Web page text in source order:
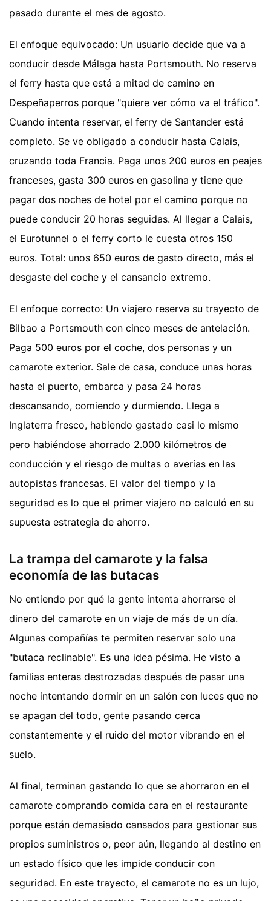
pasado durante el mes de agosto.
El enfoque equivocado: Un usuario decide que va a
conducir desde Málaga hasta Portsmouth. No reserva
el ferry hasta que está a mitad de camino en
Despeñaperros porque "quiere ver cómo va el tráfico".
Cuando intenta reservar, el ferry de Santander está
completo. Se ve obligado a conducir hasta Calais,
cruzando toda Francia. Paga unos 200 euros en peajes
franceses, gasta 300 euros en gasolina y tiene que
pagar dos noches de hotel por el camino porque no
puede conducir 20 horas seguidas. Al llegar a Calais,
el Eurotunnel o el ferry corto le cuesta otros 150
euros. Total: unos 650 euros de gasto directo, más el
desgaste del coche y el cansancio extremo.
El enfoque correcto: Un viajero reserva su trayecto de
Bilbao a Portsmouth con cinco meses de antelación.
Paga 500 euros por el coche, dos personas y un
camarote exterior. Sale de casa, conduce unas horas
hasta el puerto, embarca y pasa 24 horas
descansando, comiendo y durmiendo. Llega a
Inglaterra fresco, habiendo gastado casi lo mismo
pero habiéndose ahorrado 2.000 kilómetros de
conducción y el riesgo de multas o averías en las
autopistas francesas. El valor del tiempo y la
seguridad es lo que el primer viajero no calculó en su
supuesta estrategia de ahorro.
La trampa del camarote y la falsa
economía de las butacas
No entiendo por qué la gente intenta ahorrarse el
dinero del camarote en un viaje de más de un día.
Algunas compañías te permiten reservar solo una
"butaca reclinable". Es una idea pésima. He visto a
familias enteras destrozadas después de pasar una
noche intentando dormir en un salón con luces que no
se apagan del todo, gente pasando cerca
constantemente y el ruido del motor vibrando en el
suelo.
Al final, terminan gastando lo que se ahorraron en el
camarote comprando comida cara en el restaurante
porque están demasiado cansados para gestionar sus
propios suministros o, peor aún, llegando al destino en
un estado físico que les impide conducir con
seguridad. En este trayecto, el camarote no es un lujo,